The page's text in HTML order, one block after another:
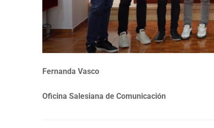
Fernanda Vasco
Oficina Salesiana de Comunicación